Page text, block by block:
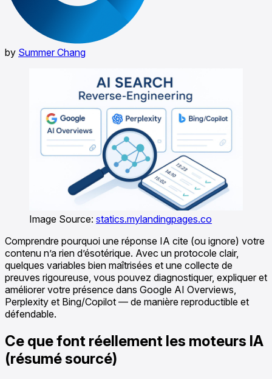
by Summer Chang
Image Source: statics.mylandingpages.co
Comprendre pourquoi une réponse IA cite (ou ignore) votre
contenu n’a rien d’ésotérique. Avec un protocole clair,
quelques variables bien maîtrisées et une collecte de
preuves rigoureuse, vous pouvez diagnostiquer, expliquer et
améliorer votre présence dans Google AI Overviews,
Perplexity et Bing/Copilot — de manière reproductible et
défendable.
Ce que font réellement les moteurs IA
(résumé sourcé)